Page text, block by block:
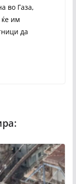
во Газа,
ќе им
да